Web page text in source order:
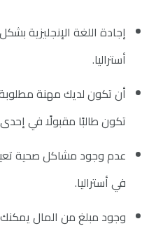
إجادة اللغة الإنجليزية
أستراليا.
أن تكون لديك مهنة
تكون طالبًا مقبولًا في إحدى
عدم وجود مشاكل صحية
في أستراليا.
وجود مبلغ من المال يمكنك